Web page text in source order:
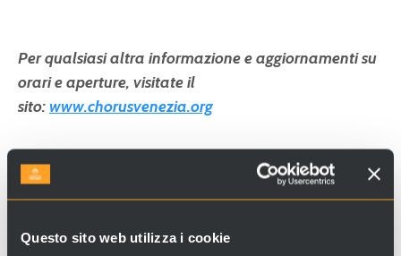
Questo sito web utilizza i cookie
Per qualsiasi altra informazione e aggiornamenti su
orari e aperture, visitate il
sito: www.chorusvenezia.org
- Dorsoduro 30123 - Venezia